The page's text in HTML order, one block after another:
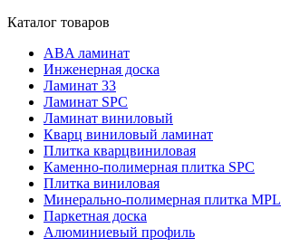
Каталог товаров
ABA ламинат
Инженерная доска
Ламинат 33
Ламинат SPC
Ламинат виниловый
Кварц виниловый ламинат
Плитка кварцвиниловая
Каменно-полимерная плитка SPC
Плитка виниловая
Минерально-полимерная плитка MPL
Паркетная доска
Алюминиевый профиль